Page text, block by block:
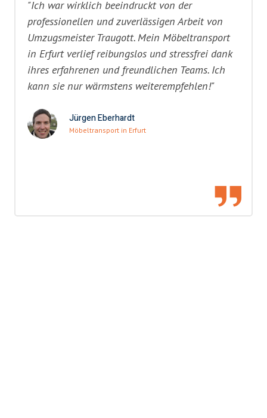
"Ich war wirklich beeindruckt von der
professionellen und zuverlässigen Arbeit von
Umzugsmeister Traugott. Mein Möbeltransport
in Erfurt verlief reibungslos und stressfrei dank
ihres erfahrenen und freundlichen Teams. Ich
kann sie nur wärmstens weiterempfehlen!"
Jürgen Eberhardt
Möbeltransport in Erfurt